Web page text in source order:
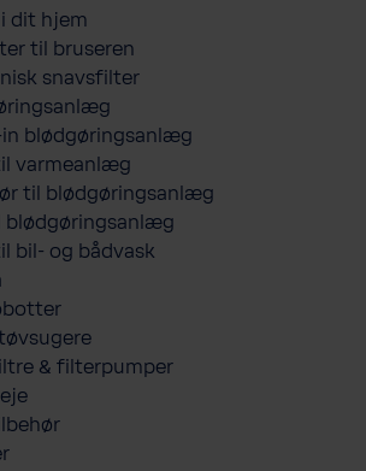
i dit hjem
til bruseren
snavsfilter
in blødgøringsanlæg
varmeanlæg
til blødgøringsanlæg
blødgøringsanlæg
bil- og bådvask
& filterpumper